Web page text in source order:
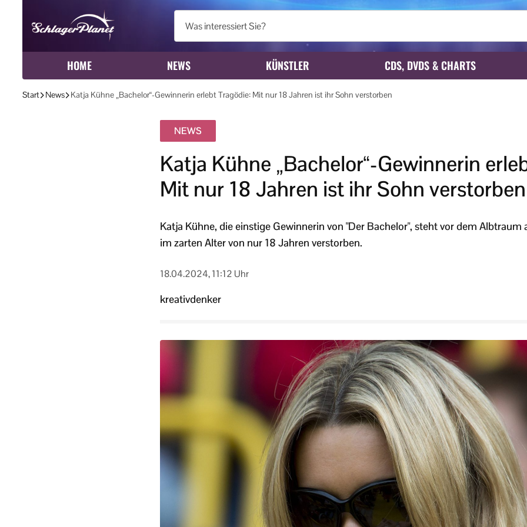
HOME NEWS KÜNSTLER CDS, DVDS & CHARTS
Start News Katja Kühne „Bachelor“-Gewinnerin erlebt Tragödie: Mit nur 18 Jahren ist ihr Sohn verstorben
NEWS
Katja Kühne „Bachelor“-Gewinnerin
Mit nur 18 Jahren ist ihr Sohn verstorben
Katja Kühne, die einstige Gewinnerin von "Der Bachelor", steht vor dem Albtraum
im zarten Alter von nur 18 Jahren verstorben.
18.04.2024, 11:12 Uhr
kreativdenker